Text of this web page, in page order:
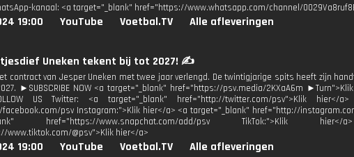
kanaal: <a target="_blank" href="https://www.whatsapp.com/channel/
19:00 YouTube Voetbal.TV Alle afleveringen
Uneken tekent bij tot 2027! ✍️
contract van Jesper Uneken met twee jaar verlengd. De twintigjarige spits heeft zijn
►SUBSCRIBE NOW <a target="_blank" href="https://psv.media/2KXaA6m
US Twitter: <a target="_blank" href="http://twitter.com/psv">Klik hier</
psv Instagram:">Klik hier</a> <a target="_blank" href="http://
href="https://www.snapchat.com/add/psv TikTok:">Klik
www.tiktok.com/@psv">Klik hier</a>
19:00 YouTube Voetbal.TV Alle afleveringen